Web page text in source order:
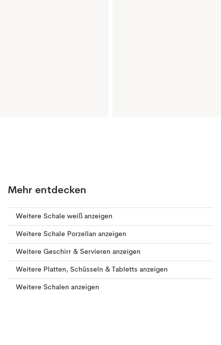
Mehr entdecken
Weitere Schale weiß anzeigen
Weitere Schale Porzellan anzeigen
Weitere Geschirr & Servieren anzeigen
Weitere Platten, Schüsseln & Tabletts anzeigen
Weitere Schalen anzeigen